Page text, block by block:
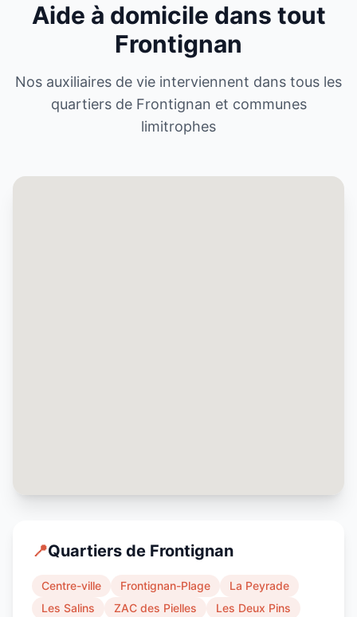
Aide à domicile dans tout
Frontignan
Nos auxiliaires de vie interviennent dans tous les
quartiers de Frontignan et communes
limitrophes
📍Quartiers de Frontignan
Centre-ville Frontignan-Plage
La Peyrade
Les Salins
ZAC des Pielles Les Deux Pins